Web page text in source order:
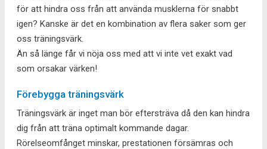
för att hindra oss från att använda musklerna för snabbt
igen? Kanske är det en kombination av flera saker som ger
oss träningsvärk.
Än så länge får vi nöja oss med att vi inte vet exakt vad
som orsakar värken!
Förebygga träningsvärk
Träningsvärk är inget man bör eftersträva då den kan hindra
dig från att träna optimalt kommande dagar.
Rörelseomfånget minskar, prestationen försämras och